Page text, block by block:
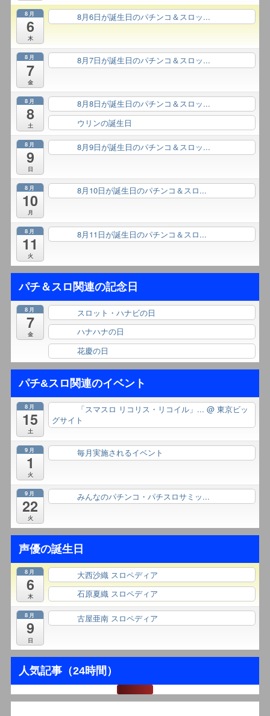
8月
6
木
8月6日が誕生日のパチンコ＆スロッ...
8月
7
金
8月7日が誕生日のパチンコ＆スロッ...
8月
8
土
8月8日が誕生日のパチンコ＆スロッ...
ウリンの誕生日
8月
9
日
8月9日が誕生日のパチンコ＆スロッ...
8月
10
月
8月10日が誕生日のパチンコ＆スロ...
8月
11
火
8月11日が誕生日のパチンコ＆スロ...
パチ＆スロ関連の記念日
8月
7
金
スロット・ハナビの日
ハナハナの日
花慶の日
パチ&スロ関連のイベント
8月
15
土
「スマスロ リコリス・リコイル」... @ 東京ビッ
グサイト
9月
1
火
毎月実施されるイベント
9月
22
火
みんなのパチンコ・パチスロサミッ...
声優の誕生日
8月
6
木
大西沙織 スロペディア
石原夏織 スロペディア
8月
9
日
古屋亜南 スロペディア
人気記事（24時間）